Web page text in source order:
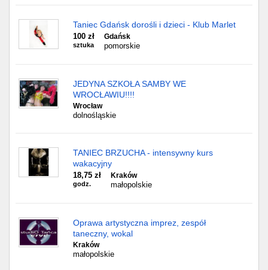
Taniec Gdańsk dorośli i dzieci - Klub Marlet
100 zł
sztuka
Gdańsk
pomorskie
JEDYNA SZKOŁA SAMBY WE
WROCŁAWIU!!!!
Wrocław
dolnośląskie
TANIEC BRZUCHA - intensywny kurs
wakacyjny
18,75 zł
godz.
Kraków
małopolskie
Oprawa artystyczna imprez, zespół
taneczny, wokal
Kraków
małopolskie